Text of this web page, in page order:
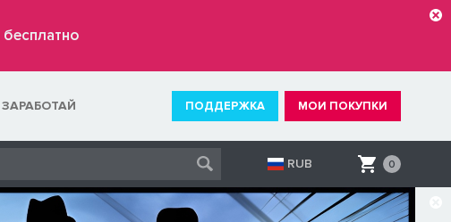
бесплатно
ЗАРАБОТАЙ ПОДДЕРЖКА МОИ ПОКУПКИ
RUB 0